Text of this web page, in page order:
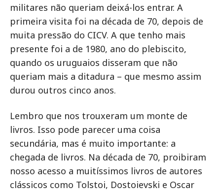
militares não queriam deixá-los entrar. A
primeira visita foi na década de 70, depois de
muita pressão do CICV. A que tenho mais
presente foi a de 1980, ano do plebiscito,
quando os uruguaios disseram que não
queriam mais a ditadura – que mesmo assim
durou outros cinco anos.
Lembro que nos trouxeram um monte de
livros. Isso pode parecer uma coisa
secundária, mas é muito importante: a
chegada de livros. Na década de 70, proibiram
nosso acesso a muitíssimos livros de autores
clássicos como Tolstoi, Dostoievski e Oscar